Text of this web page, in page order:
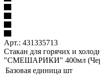
Арт.: 431335713
Стакан для горячих и
"СМЕШАРИКИ" 400мл
Базовая единица шт